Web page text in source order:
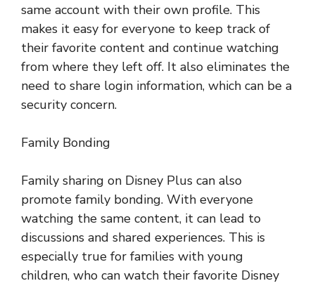
same account with their own profile. This
makes it easy for everyone to keep track of
their favorite content and continue watching
from where they left off. It also eliminates the
need to share login information, which can be a
security concern.
Family Bonding
Family sharing on Disney Plus can also
promote family bonding. With everyone
watching the same content, it can lead to
discussions and shared experiences. This is
especially true for families with young
children, who can watch their favorite Disney